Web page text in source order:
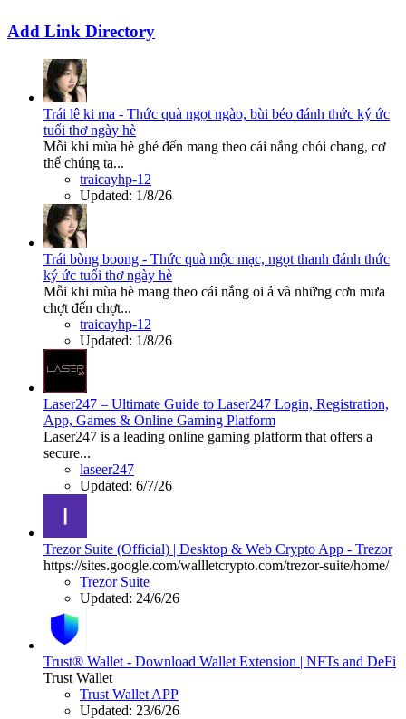
Add Link Directory
Trái lê ki ma - Thức quà ngọt ngào, bùi béo đánh thức ký ức
tuổi thơ ngày hè
Mỗi khi mùa hè ghé đến mang theo cái nắng chói chang, cơ
thể chúng ta...
traicayhp-12
Updated: 1/8/26
Trái bòng boong - Thức quà mộc mạc, ngọt thanh đánh thức
ký ức tuổi thơ ngày hè
Mỗi khi mùa hè mang theo cái nắng oi ả và những cơn mưa
chợt đến chợt...
traicayhp-12
Updated: 1/8/26
Laser247 – Ultimate Guide to Laser247 Login, Registration,
App, Games & Online Gaming Platform
Laser247 is a leading online gaming platform that offers a
secure...
laseer247
Updated: 6/7/26
Trezor Suite (Official) | Desktop & Web Crypto App - Trezor
https://sites.google.com/wallletcrypto.com/trezor-suite/home/
Trezor Suite
Updated: 24/6/26
Trust® Wallet - Download Wallet Extension | NFTs and DeFi
Trust Wallet
Trust Wallet APP
Updated: 23/6/26